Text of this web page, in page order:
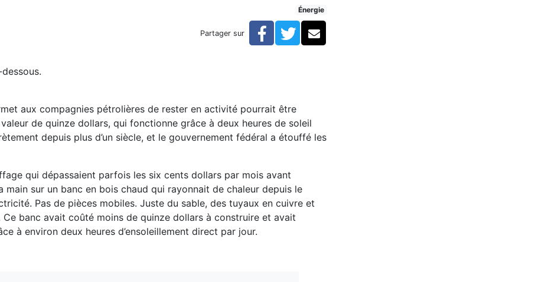
Amish (réservé) Énergie
Partager sur Facebook
TwitterCourriel
aux compagnies pétrolières de rester en activité pourrait être
de quinze dollars, qui fonctionne grâce à deux heures de soleil
depuis plus d’un siècle, et le gouvernement fédéral a étouffé les
qui dépassaient parfois les six cents dollars par mois avant
main sur un banc en bois chaud qui rayonnait de chaleur depuis le
Pas de pièces mobiles. Juste du sable, des tuyaux en cuivre et
banc avait coûté moins de quinze dollars à construire et avait
à environ deux heures d’ensoleillement direct par jour.